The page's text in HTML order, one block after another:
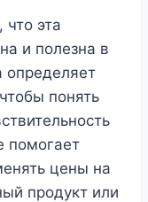
что эта
и полезна в
определяет
понять
помогает
цены на
продукт или